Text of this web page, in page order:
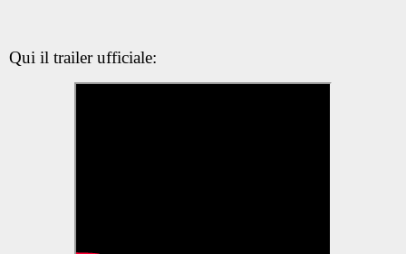
Qui il trailer ufficiale: